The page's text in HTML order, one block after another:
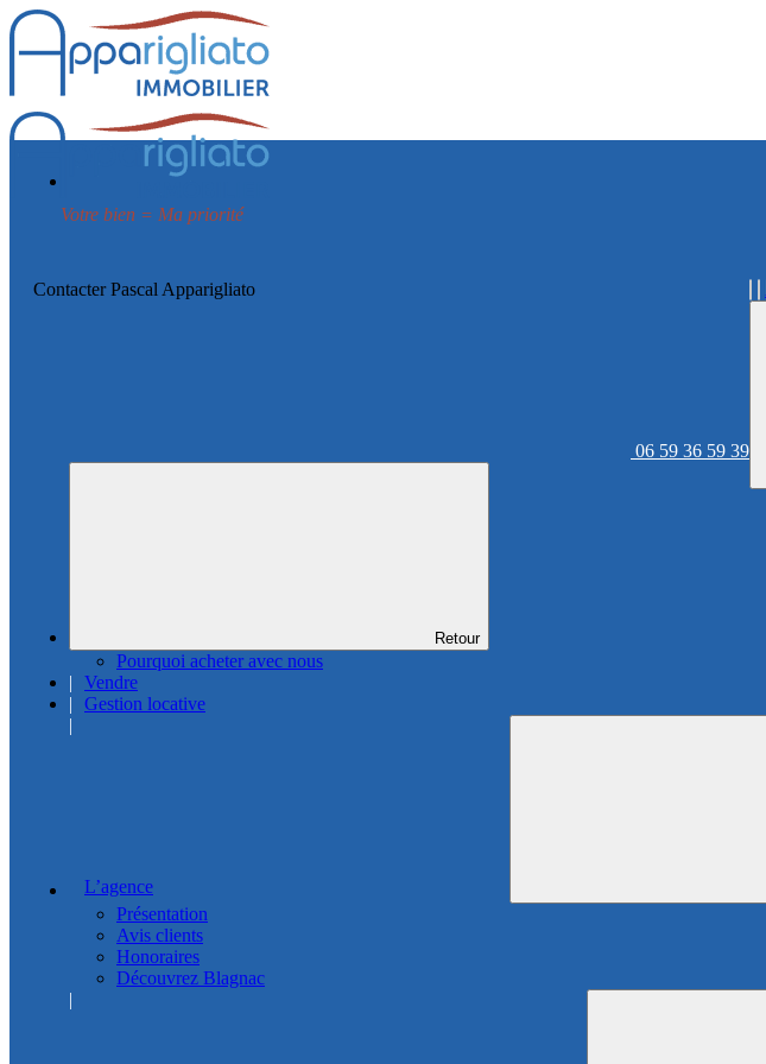
Votre bien = Ma priorité
Contacter Pascal Apparigliato
06 59 36 59 39
Retour
Pourquoi acheter avec nous
Vendre
Gestion locative
L’agence
Présentation
Avis clients
Honoraires
Découvrez Blagnac